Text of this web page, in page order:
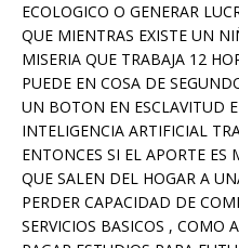
ECOLOGICO O GENERAR
QUE MIENTRAS EXISTE UN
MISERIA QUE TRABAJA 12
PUEDE EN COSA DE
UN BOTON EN ESCLAVITUD
INTELIGENCIA ARTIFICIAL
ENTONCES SI EL APORTE ES
QUE SALEN DEL HOGAR A
PERDER CAPACIDAD DE
SERVICIOS BASICOS , COMO